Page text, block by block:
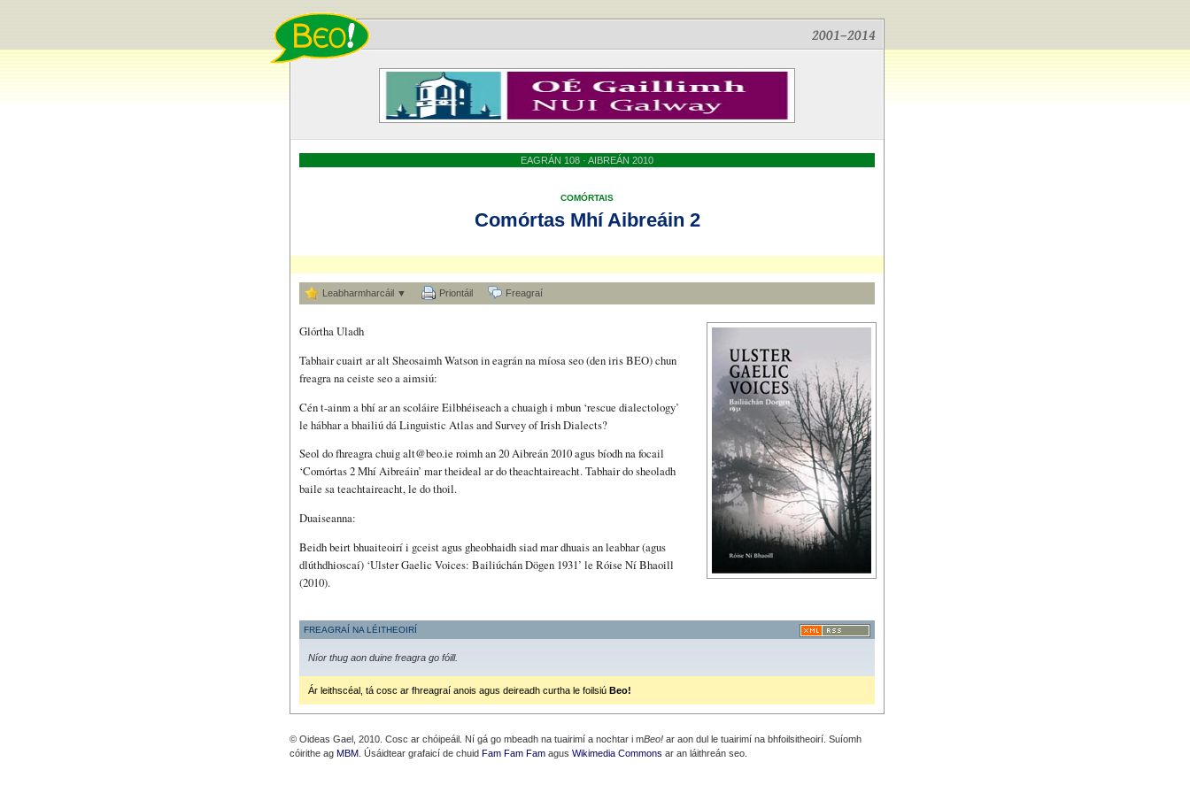
EAGRÁN 108 · AIBREÁN 2010
COMÓRTAIS
Comórtas Mhí Aibreáin 2
Leabharmharcáil ▼ Priontáil Freagraí
Glórtha Uladh
Tabhair cuairt ar alt Sheosaimh Watson in eagrán na míosa seo (den iris BEO) chun
freagra na ceiste seo a aimsiú:
Cén t-ainm a bhí ar an scoláire Eilbhéiseach a chuaigh i mbun ‘rescue dialectology’
le hábhar a bhailiú dá Linguistic Atlas and Survey of Irish Dialects?
Seol do fhreagra chuig alt@beo.ie roimh an 20 Aibreán 2010 agus bíodh na focail
‘Comórtas 2 Mhí Aibreáin’ mar theideal ar do theachtaireacht. Tabhair do sheoladh
baile sa teachtaireacht, le do thoil.
Duaiseanna:
Beidh beirt bhuaiteoirí i gceist agus gheobhaidh siad mar dhuais an leabhar (agus
dlúthdhioscaí) ‘Ulster Gaelic Voices: Bailiúchán Dögen 1931’ le Róise Ní Bhaoill
(2010).
FREAGRAÍ NA LÉITHEOIRÍ
© Oideas Gael, 2010. Cosc ar chóipeáil. Ní gá go mbeadh na tuairimí a nochtar i mBeo! ar aon dul le tuairimí na bhfoilsitheoirí. Suíomh
cóirithe ag MBM . Úsáidtear grafaicí de chuid Fam Fam Fam agus Wikimedia Commons ar an láithreán seo.